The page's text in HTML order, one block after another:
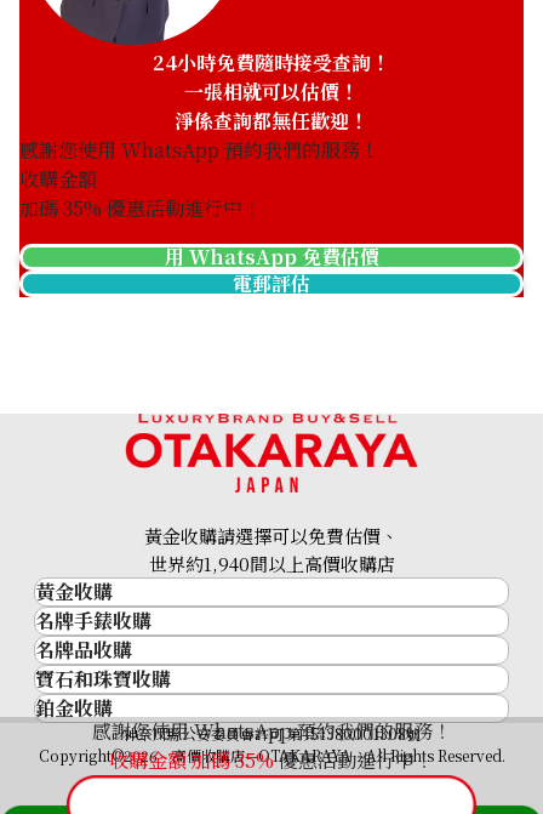
HKD 12,870.62
收購日期: 2025年3月
HKD 20,866.85
收購日期: 2025年12月
HKD 118,528.55
收購日期: 2025年10月
Bulgari Bvlgari Bvlgari
BBLP33G
參考回收價
Bvlgari Bvlgari Bvlgari
BB30GSCD
24小時免費隨時接受查詢！
一張相就可以估價！
淨係查詢都無任歡迎！
感謝您使用 WhatsApp 預約我們的服務！
收購金額
加碼35% 優惠活動進行中！
用 WhatsApp 免費估價
電郵評估
感謝您使用 WhatsApp 預約我們的服務！
收購金額 加碼35%優惠活動進行中！
黃金收購請選擇可以免費估價、
世界約1,940間以上高價收購店
黃金收購
黃金･金條
金條
金幣及銀幣
過去十年黃金價格
金飾
金戒指
名牌手錶收購
名牌手錶收購
勞力士 (Rolex)
Patek Philippe
Audemars Piguet
Vacheron Constantin
A. Lange & Söhne
名牌品收購
名牌品收購
HERMES
LOUIS VUITTON
CHANEL
卡地亞（Cartier）
寶石和珠寶收購
寶石和珠寶
祖母綠
藍寶石
鉑金收購
神奈川縣公安委員會許可 第451380001308號
Copyright©2026 高價收購店—OTAKARAYA All Rights Reserved.